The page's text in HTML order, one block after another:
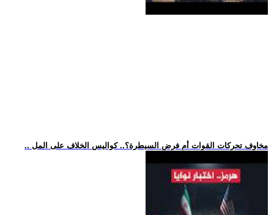
.. مخاوف تحركات القوات أم فرض السيطرة؟.. كواليس الخلاف على المل